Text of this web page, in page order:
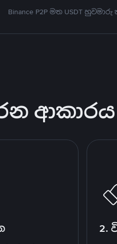
Binance P2P මත USDT
ආකාරය
2.